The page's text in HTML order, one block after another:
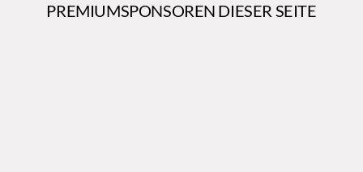
PREMIUMSPONSOREN DIESER SEITE